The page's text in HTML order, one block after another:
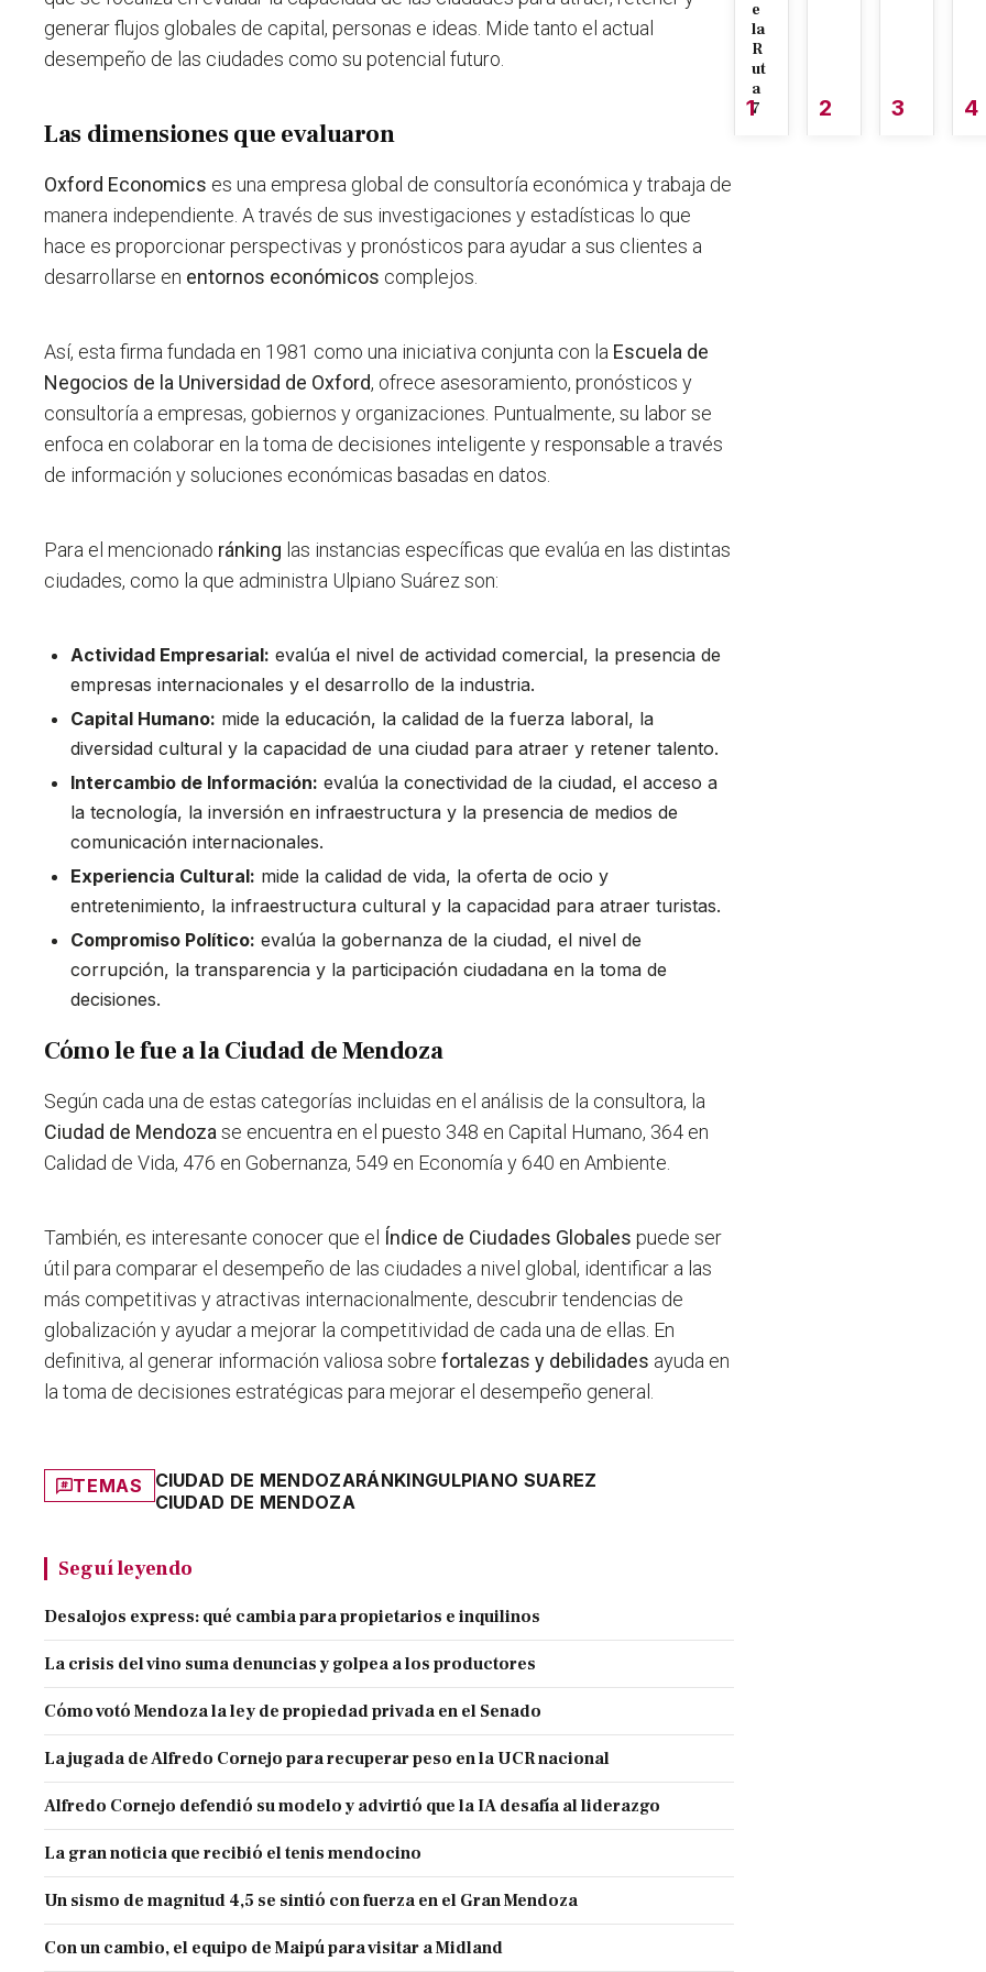
generar flujos globales de capital, personas e ideas. Mide tanto el actual
desempeño de las ciudades como su potencial futuro.
Las dimensiones que evaluaron
Oxford Economics es una empresa global de consultoría económica y trabaja de
manera independiente. A través de sus investigaciones y estadísticas lo que
hace es proporcionar perspectivas y pronósticos para ayudar a sus clientes a
desarrollarse en entornos económicos complejos.
Así, esta firma fundada en 1981 como una iniciativa conjunta con la Escuela de
Negocios de la Universidad de Oxford, ofrece asesoramiento, pronósticos y
consultoría a empresas, gobiernos y organizaciones. Puntualmente, su labor se
enfoca en colaborar en la toma de decisiones inteligente y responsable a través
de información y soluciones económicas basadas en datos.
Para el mencionado ránking las instancias específicas que evalúa en las distintas
ciudades, como la que administra Ulpiano Suárez son:
Actividad Empresarial: evalúa el nivel de actividad comercial, la presencia de
empresas internacionales y el desarrollo de la industria.
Capital Humano: mide la educación, la calidad de la fuerza laboral, la
diversidad cultural y la capacidad de una ciudad para atraer y retener talento.
Intercambio de Información: evalúa la conectividad de la ciudad, el acceso a
la tecnología, la inversión en infraestructura y la presencia de medios de
comunicación internacionales.
Experiencia Cultural: mide la calidad de vida, la oferta de ocio y
entretenimiento, la infraestructura cultural y la capacidad para atraer turistas.
Compromiso Político: evalúa la gobernanza de la ciudad, el nivel de
corrupción, la transparencia y la participación ciudadana en la toma de
decisiones.
Cómo le fue a la Ciudad de Mendoza
Según cada una de estas categorías incluidas en el análisis de la consultora, la
Ciudad de Mendozase encuentra en el puesto 348 en Capital Humano, 364 en
Calidad de Vida, 476 en Gobernanza, 549 en Economía y 640 en Ambiente.
También, es interesante conocer que el Índice de Ciudades Globales puede ser
útil para comparar el desempeño de las ciudades a nivel global, identificar a las
más competitivas y atractivas internacionalmente, descubrir tendencias de
globalización y ayudar a mejorar la competitividad de cada una de ellas. En
definitiva, al generar información valiosa sobrefortalezas y debilidades ayuda en
la toma de decisiones estratégicas para mejorar el desempeño general.
TEMAS CIUDAD DE MENDOZARÁNKINGULPIANO SUAREZ
CIUDAD DE MENDOZA
Seguí leyendo
Desalojos express: qué cambia para propietarios e inquilinos
La crisis del vino suma denuncias y golpea a los productores
Cómo votó Mendoza la ley de propiedad privada en el Senado
La jugada de Alfredo Cornejo para recuperar peso en la UCR nacional
Alfredo Cornejo defendió su modelo y advirtió que la IA desafía al liderazgo
La gran noticia que recibió el tenis mendocino
Un sismo de magnitud 4,5 se sintió con fuerza en el Gran Mendoza
Con un cambio, el equipo de Maipú para visitar a Midland
e
la
R
ut
a
7
1 2 3 4